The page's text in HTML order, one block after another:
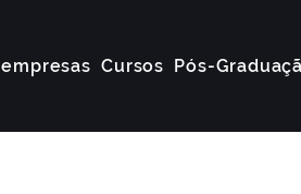
Cursos Pós-